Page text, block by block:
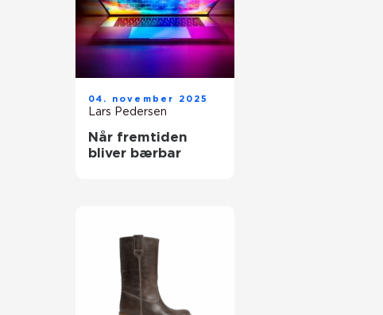
04. november 2025
Lars Pedersen
Når fremtiden
bliver bærbar